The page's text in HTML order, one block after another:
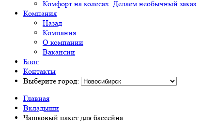
Комфорт на колесах. Делаем необычный заказ
Компания
Назад
Компания
О компании
Вакансии
Блог
Контакты
Выберите город:
Главная
Вкладыши
Чашковый пакет для бассейна